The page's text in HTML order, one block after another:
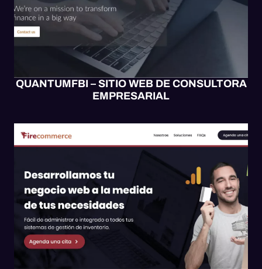
QUANTUMFBI – SITIO WEB DE CONSULTORA
EMPRESARIAL
DESARROLLO WEB DISEÑO
SITIO WEB
WEB UX/UI
WORDPRESS